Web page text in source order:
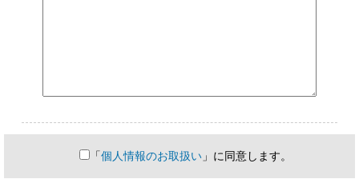
「個人情報のお取扱い」に同意します。